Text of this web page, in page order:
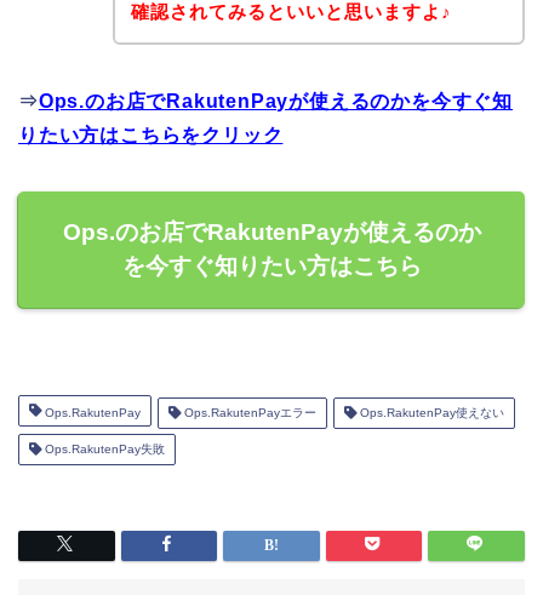
確認されてみるといいと思いますよ♪
⇒Ops.のお店でRakutenPayが使えるのかを今すぐ知
りたい方はこちらをクリック
Ops.のお店でRakutenPayが使えるのか
を今すぐ知りたい方はこちら
Ops.RakutenPay Ops.RakutenPayエラー Ops.RakutenPay使えない
Ops.RakutenPay失敗